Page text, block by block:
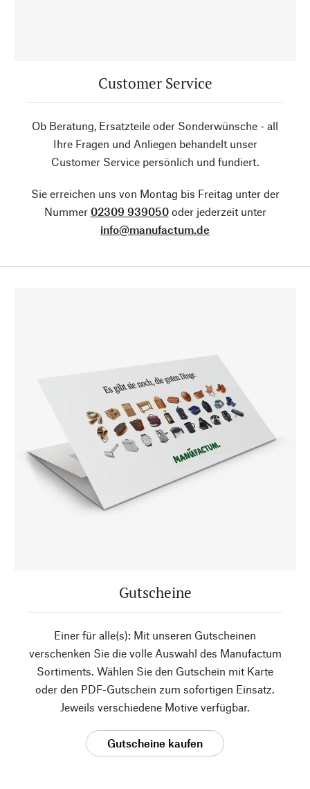
Customer Service
Ob Beratung, Ersatzteile oder Sonderwünsche - all
Ihre Fragen und Anliegen behandelt unser
Customer Service persönlich und fundiert.
Sie erreichen uns von Montag bis Freitag unter der
Nummer 02309 939050oder jederzeit unter
info@manufactum.de
Gutscheine
Einer für alle(s): Mit unseren Gutscheinen
verschenken Sie die volle Auswahl des Manufactum
Sortiments. Wählen Sie den Gutschein mit Karte
oder den PDF-Gutschein zum sofortigen Einsatz.
Jeweils verschiedene Motive verfügbar.
Gutscheine kaufen